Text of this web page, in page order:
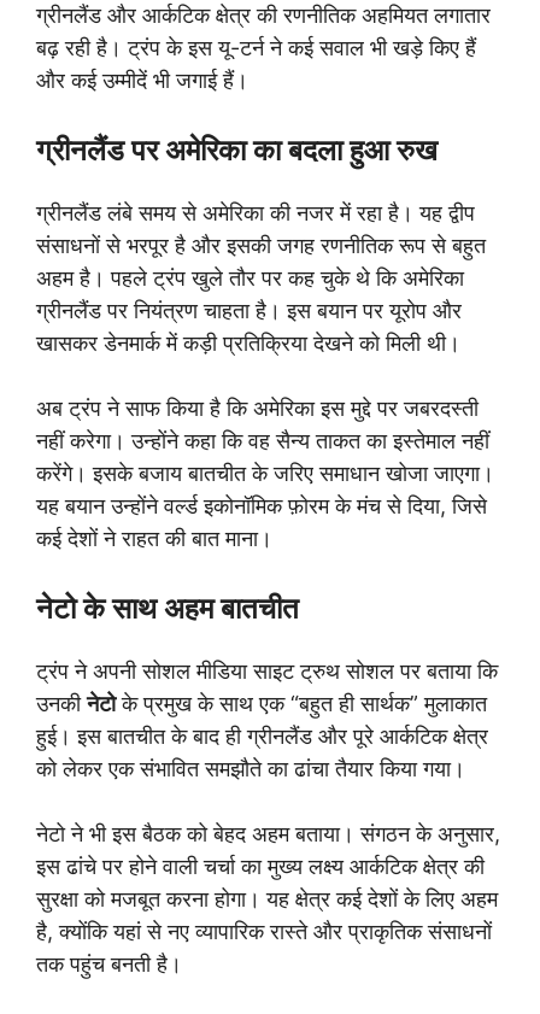
ग्रीनलैंड और आर्कटिक क्षेत्र की रणनीतिक अहमियत लगातार
बढ़ रही है। ट्रंप के इस यू-टर्न ने कई सवाल भी खड़े किए हैं
और कई उम्मीदें भी जगाई हैं।
ग्रीनलैंड पर अमेरिका का बदला हुआ रुख
ग्रीनलैंड लंबे समय से अमेरिका की नजर में रहा है। यह द्वीप
संसाधनों से भरपूर है और इसकी जगह रणनीतिक रूप से बहुत
अहम है। पहले ट्रंप खुले तौर पर कह चुके थे कि अमेरिका
ग्रीनलैंड पर नियंत्रण चाहता है। इस बयान पर यूरोप और
खासकर डेनमार्क में कड़ी प्रतिक्रिया देखने को मिली थी।
अब ट्रंप ने साफ किया है कि अमेरिका इस मुद्दे पर जबरदस्ती
नहीं करेगा। उन्होंने कहा कि वह सैन्य ताकत का इस्तेमाल नहीं
करेंगे। इसके बजाय बातचीत के जरिए समाधान खोजा जाएगा।
यह बयान उन्होंने वर्ल्ड इकोनॉमिक फ़ोरम के मंच से दिया, जिसे
कई देशों ने राहत की बात माना।
नेटो के साथ अहम बातचीत
ट्रंप ने अपनी सोशल मीडिया साइट ट्रुथ सोशल पर बताया कि
उनकीनेटोके प्रमुख के साथ एक “बहुत ही सार्थक” मुलाकात
हुई। इस बातचीत के बाद ही ग्रीनलैंड और पूरे आर्कटिक क्षेत्र
को लेकर एक संभावित समझौते का ढांचा तैयार किया गया।
नेटो ने भी इस बैठक को बेहद अहम बताया। संगठन के अनुसार,
इस ढांचे पर होने वाली चर्चा का मुख्य लक्ष्य आर्कटिक क्षेत्र की
सुरक्षा को मजबूत करना होगा। यह क्षेत्र कई देशों के लिए अहम
है, क्योंकि यहां से नए व्यापारिक रास्ते और प्राकृतिक संसाधनों
तक पहुंच बनती है।